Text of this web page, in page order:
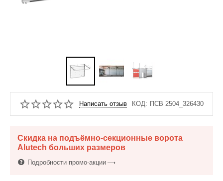
Написать отзыв КОД: ПСВ 2504_326430
Скидка на подъёмно-секционные ворота
Alutech больших размеров
Подробности промо-акции